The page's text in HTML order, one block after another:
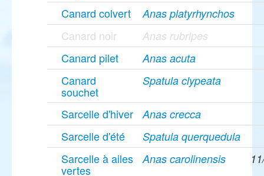
Canard colvert Anas platyrhynchos
Canard noir Anas rubripes
Canard pilet Anas acuta
Canard
souchet
Spatula clypeata
Sarcelle d'hiver Anas crecca
Sarcelle d'été Spatula querquedula
Sarcelle à ailes
vertes
Anas carolinensis